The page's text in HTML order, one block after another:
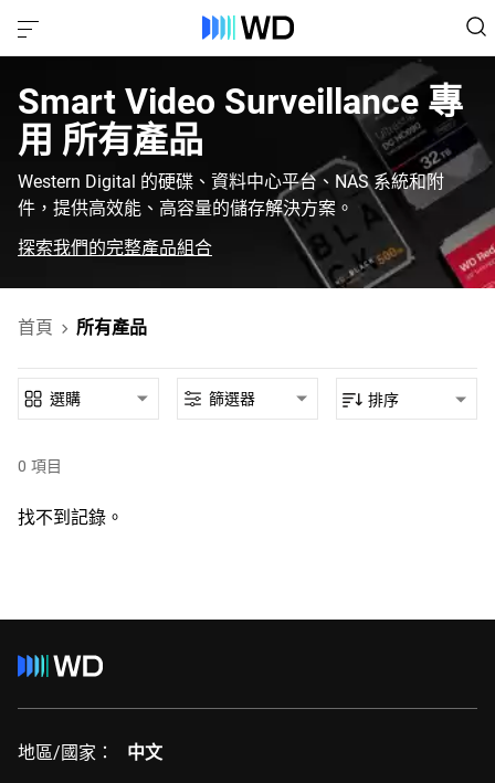
Smart Video Surveillance‎ 專
用‎ 所有產品‎
Western Digital 的硬碟、資料中心平台、NAS 系統和附
件，提供高效能、高容量的儲存解決方案。
探索我們的完整產品組合
首頁 所有產品
0 項目
選購 篩選器 排序
找不到記錄。
地區/國家： 中文